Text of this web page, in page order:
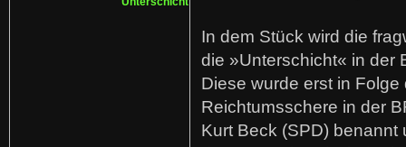
In dem Stück wird die
die »Unterschicht« in der
Diese wurde erst in
Reichtumsschere in der
Kurt Beck (SPD)